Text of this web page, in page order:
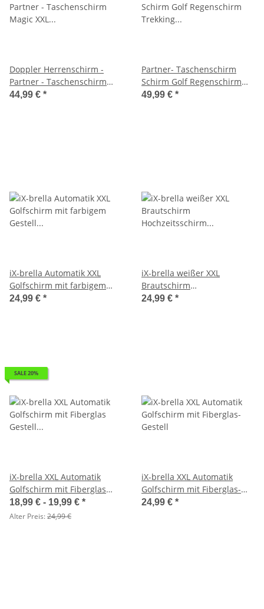
Doppler Herrenschirm -
Partner - Taschenschirm
Magic XXL schwarz
44,99 € *
Partner- Taschenschirm
Schirm Golf Regenschirm
Trekking XXL Outdoor
49,99 € *
iX-brella Automatik XXL
Golfschirm mit farbigem
Gestell aus Fiberglas
24,99 € *
iX-brella weißer XXL
Brautschirm
Hochzeitsschirm Automatik -
24,99 € *
SALE 20%
iX-brella XXL Automatik
Golfschirm mit Fiberglas
Gestell - Camouflage
18,99 € - 19,99 € *
Alter Preis:24,99 €
iX-brella XXL Automatik
Golfschirm mit Fiberglas-
Gestell
24,99 € *